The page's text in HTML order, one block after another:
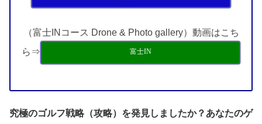
（富士INコース Drone & Photo gallery）動画はこち
ら⇒
富士IN
究極のゴルフ戦略（攻略）を発見しましたか？あなたのゲ